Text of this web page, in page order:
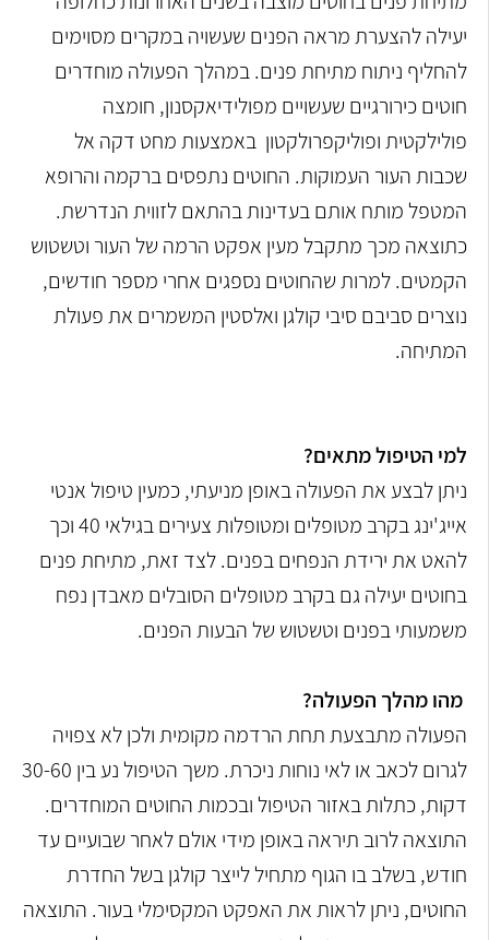
יעילה להצערת מראה הפנים שעשויה במקרים מסוימים
להחליף ניתוח מתיחת פנים. במהלך הפעולה מוחדרים
חוטים כירורגיים שעשויים מפולידיאקסנון, חומצה
פולילקטית ופוליקפרולקטון באמצעות מחט דקה אל
שכבות העור העמוקות. החוטים נתפסים ברקמה והרופא
המטפל מותח אותם בעדינות בהתאם לזווית הנדרשת.
כתוצאה מכך מתקבל מעין אפקט הרמה של העור וטשטוש
הקמטים. למרות שהחוטים נספגים אחרי מספר חודשים,
נוצרים סביבם סיבי קולגן ואלסטין המשמרים את פעולת
המתיחה.
למי הטיפול מתאים?
ניתן לבצע את הפעולה באופן מניעתי, כמעין טיפול אנטי
אייג'ינג בקרב מטופלים ומטופלות צעירים בגילאי 40 וכך
להאט את ירידת הנפחים בפנים. לצד זאת, מתיחת פנים
בחוטים יעילה גם בקרב מטופלים הסובלים מאבדן נפח
משמעותי בפנים וטשטוש של הבעות הפנים.
מהו מהלך הפעולה?
הפעולה מתבצעת תחת הרדמה מקומית ולכן לא צפויה
לגרום לכאב או לאי נוחות ניכרת. משך הטיפול נע בין 30-60
דקות, כתלות באזור הטיפול ובכמות החוטים המוחדרים.
התוצאה לרוב תיראה באופן מידי אולם לאחר שבועיים עד
חודש, בשלב בו הגוף מתחיל לייצר קולגן בשל החדרת
החוטים, ניתן לראות את האפקט המקסימלי בעור. התוצאה